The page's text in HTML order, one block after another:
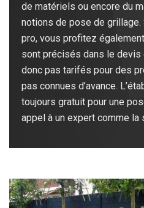
de matériels ou encore du
notions de pose de
pro, vous profitez
sont précisés dans le devis
donc pas tarifés pour des
pas connues d’avance.
toujours gratuit pour une
appel à un expert comme la